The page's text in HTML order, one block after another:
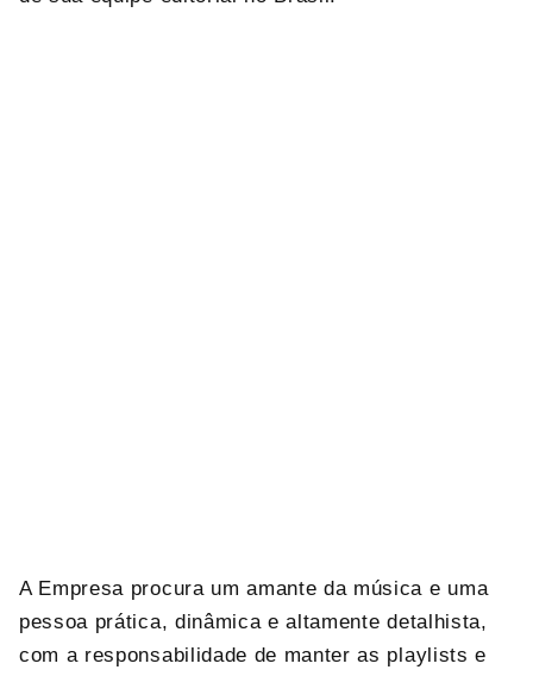
A Empresa procura um amante da música e uma
pessoa prática, dinâmica e altamente detalhista,
com a responsabilidade de manter as playlists e